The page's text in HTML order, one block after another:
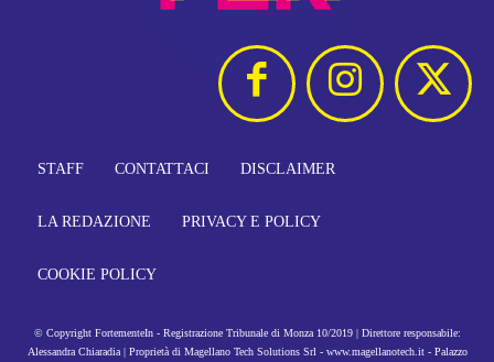
STAFF CONTATTACI DISCLAIMER
LA REDAZIONE PRIVACY E POLICY
COOKIE POLICY
© Copyright FortementeIn - Registrazione Tribunale di Monza 10/2019 | Direttore responsabile:
Alessandra Chiaradia | Proprietà di Magellano Tech Solutions Srl - www.magellanotech.it - Palazzo